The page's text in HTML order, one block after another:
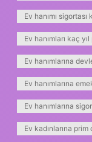
Ev hanımı sigortası
Ev hanımları kaç
Ev hanımlarına
Ev hanımlarına
Ev hanımlarına
Ev kadınlarına